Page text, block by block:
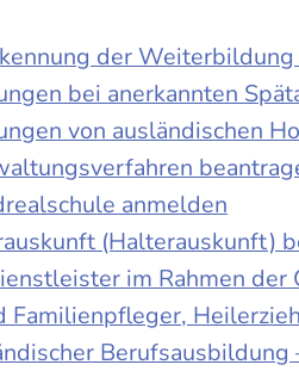
der
bei anerkannten
von ausländischen
anmelden
(Halterauskunft)
im Rahmen